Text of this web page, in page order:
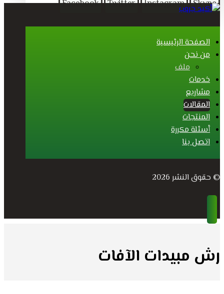
Facebook Twitter Instagram Skype
الصفحة الرئيسية
من نحن
ملف
خدمات
مشاريع
المقالات
المنتجات
أسئلة مكررة
اتصل بنا
© حقوق النشر 2026
رش مبيدات الآفات